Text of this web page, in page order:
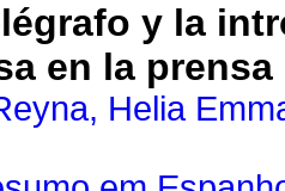
y la
en la prensa
Helia